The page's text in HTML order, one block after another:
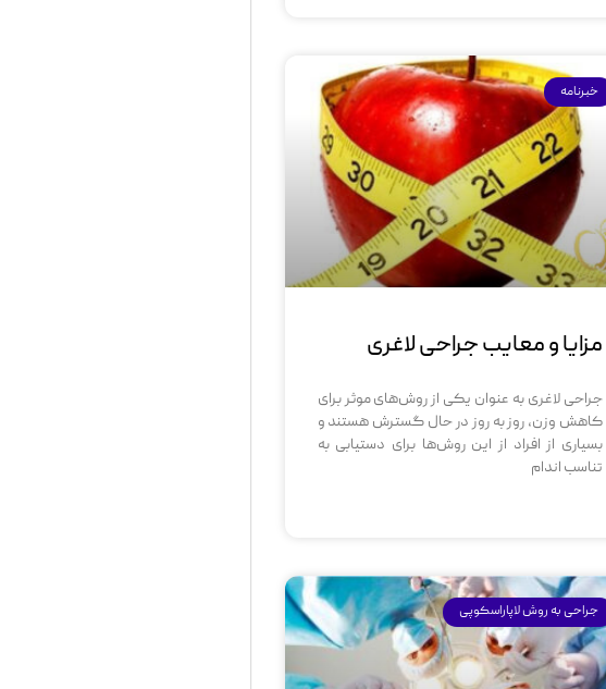
خبرنامه
مزایا و معایب جراحی لاغری
جراحی‌ لاغری به عنوان یکی از روش‌های موثر برای
کاهش وزن، روز به روز در حال گسترش هستند و
بسیاری از افراد از این روش‌ها برای دستیابی به
تناسب اندام
جراحی به روش لاپاراسکوپی